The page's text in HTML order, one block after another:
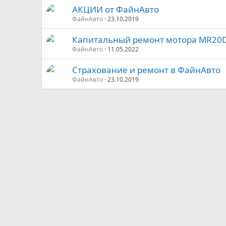
АКЦИИ от ФайнАвто
ФайнАвто 23.10.2019
Капитальный ремонт мотора
ФайнАвто 11.05.2022
Страхование и ремонт в ФайнАвто
ФайнАвто 23.10.2019